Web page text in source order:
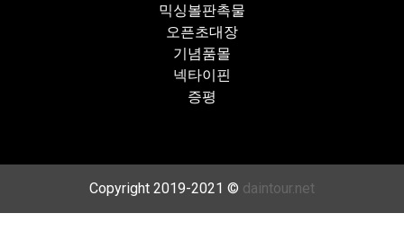
믹싱볼판촉물
오픈초대장
기념품몰
넥타이핀
증평
Copyright 2019-2021 © daintour.net